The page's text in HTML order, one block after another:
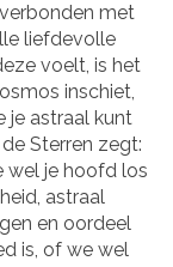
met
liefdevolle
voelt, is het
inschiet,
je astraal kunt
Sterren zegt:
wel je hoofd los
astraal
en oordeel
is, of we wel